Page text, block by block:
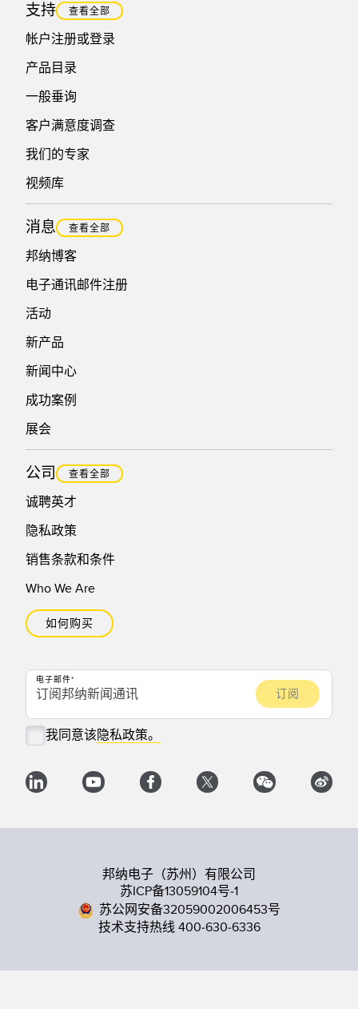
支持 查看全部
帐户注册或登录
产品目录
一般垂询
客户满意度调查
我们的专家
视频库
消息 查看全部
邦纳博客
电子通讯邮件注册
活动
新产品
新闻中心
成功案例
展会
公司 查看全部
诚聘英才
隐私政策
销售条款和条件
Who We Are
如何购买
电子邮件
我同意该隐私政策。
邦纳电子（苏州）有限公司
苏ICP备13059104号-1
苏公网安备32059002006453号
技术支持热线 400-630-6336